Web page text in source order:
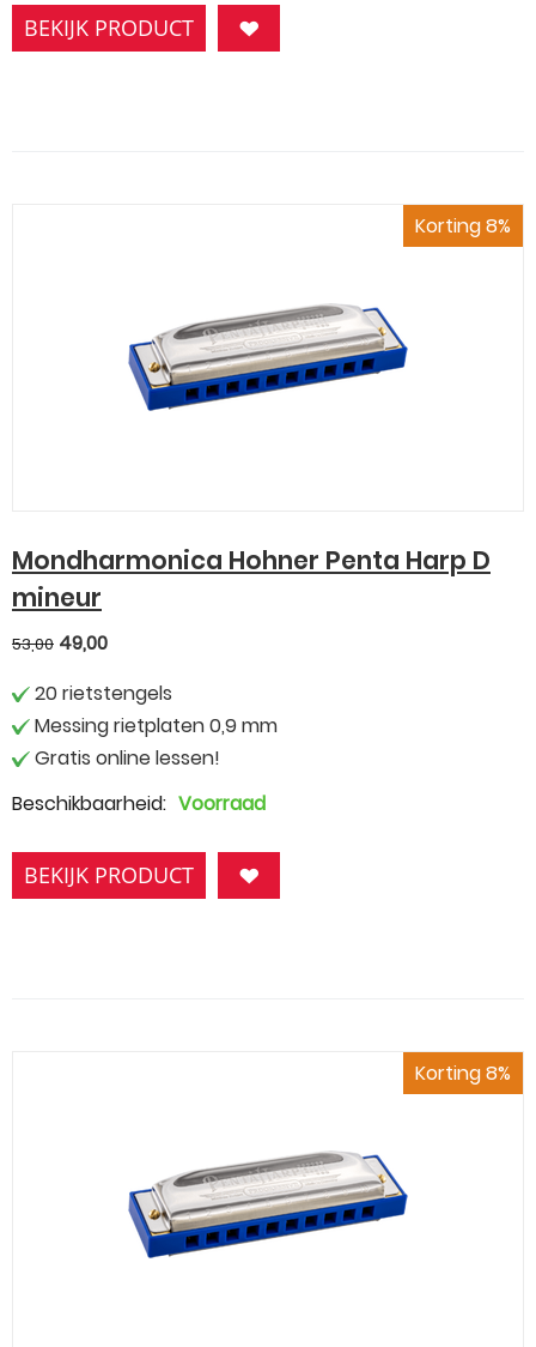
BEKIJK PRODUCT
Korting 8%
Mondharmonica Hohner Penta Harp D
mineur
53,00 49,00
20 rietstengels
Messing rietplaten 0,9 mm
Gratis online lessen!
Beschikbaarheid: Voorraad
BEKIJK PRODUCT
Korting 8%